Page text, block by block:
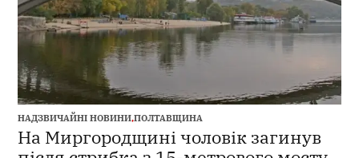
НАДЗВИЧАЙНІ НОВИНИ,ПОЛТАВЩИНА
На Миргородщині чоловік загинув